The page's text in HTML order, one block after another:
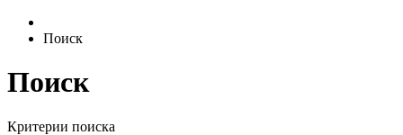
Поиск
Поиск
Критерии поиска